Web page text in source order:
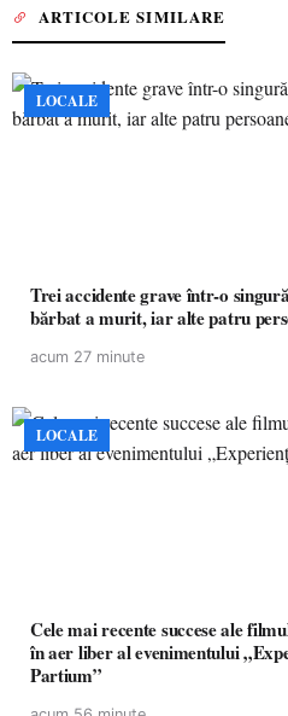
ARTICOLE SIMILARE
LOCALE
Trei accidente grave într-o
bărbat a murit, iar alte patru
acum 27 minute
LOCALE
Cele mai recente succese ale
în aer liber al evenimentului
Partium”